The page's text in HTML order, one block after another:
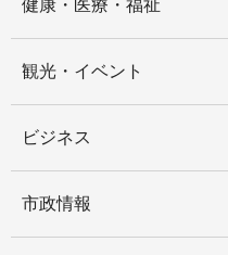
健康・医療・福祉
観光・イベント
ビジネス
市政情報